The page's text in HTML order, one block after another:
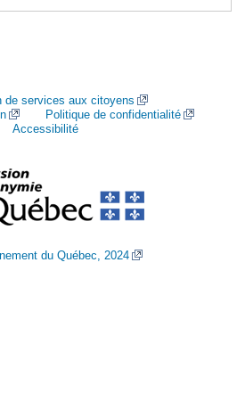
de services aux citoyens
Politique de confidentialité
Accessibilité
du Québec, 2024